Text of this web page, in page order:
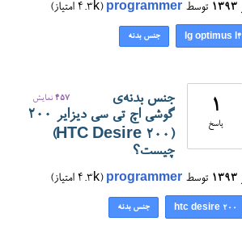
توسط programmer
(
4.3k امتیاز)
lg optimus l4 جنس بدنه
1
پاسخ
457 نمایش
جنس بدنه‌ی
گوشی اچ تی سی دیزایر ۲۰۰
(HTC Desire 200)
چیست؟
توسط programmer
(
4.3k امتیاز)
htc desire 200 جنس بدنه